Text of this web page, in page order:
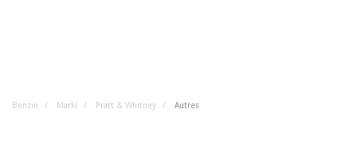
Benzin Marki Pratt & Whitney Autres